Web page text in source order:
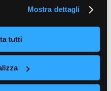
consenso in qualsiasi
sui cookie o facendo clic
tua posizione
di qualche
Mostra dettagli
tutti